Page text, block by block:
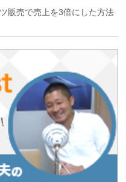
販売で売上を3倍にした方法